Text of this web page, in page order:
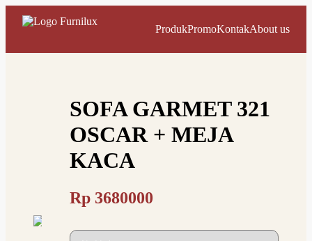
ProdukPromoKontakAbout us
SOFA GARMET 321
OSCAR + MEJA
KACA
Rp 3680000